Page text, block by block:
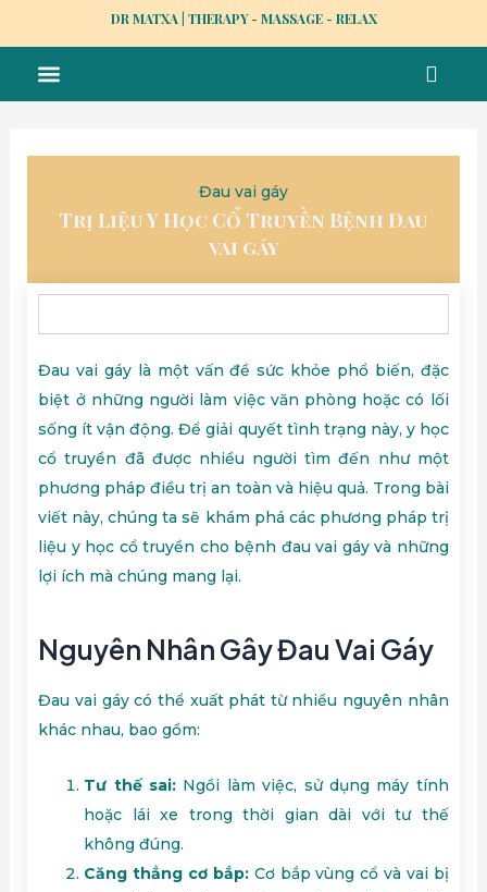
to
content
DR MATXA | THERAPY - MASSAGE - RELAX
Menu
Đau vai gáy
Trị Liệu Y Học Cổ Truyền Bệnh Đau
vai gáy
Đau vai gáy là một vấn đề sức khỏe phổ biến, đặc
biệt ở những người làm việc văn phòng hoặc có lối
sống ít vận động. Để giải quyết tình trạng này, y học
cổ truyền đã được nhiều người tìm đến như một
phương pháp điều trị an toàn và hiệu quả. Trong bài
viết này, chúng ta sẽ khám phá các phương pháp trị
liệu y học cổ truyền cho bệnh đau vai gáy và những
lợi ích mà chúng mang lại.
Nguyên Nhân Gây Đau Vai Gáy
Đau vai gáy có thể xuất phát từ nhiều nguyên nhân
khác nhau, bao gồm:
Tư thế sai: Ngồi làm việc, sử dụng máy tính
hoặc lái xe trong thời gian dài với tư thế
không đúng.
Căng thẳng cơ bắp:Cơ bắp vùng cổ và vai bị